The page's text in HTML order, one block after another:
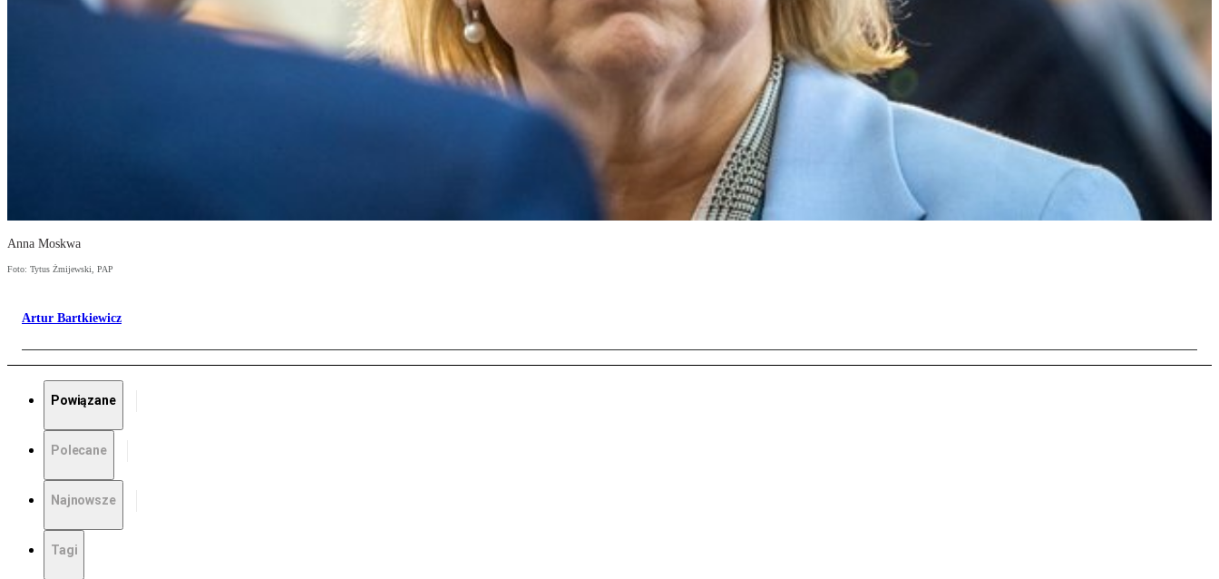
Anna Moskwa
Foto: Tytus Żmijewski, PAP
Artur Bartkiewicz
Powiązane
Polecane
Najnowsze
Tagi